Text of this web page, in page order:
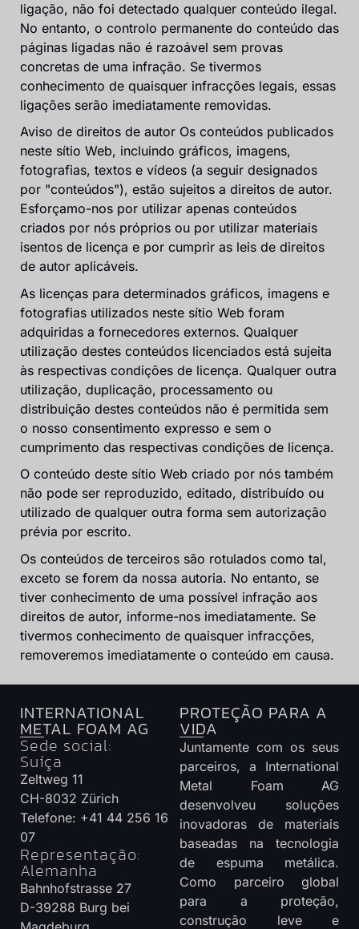
ligação, não foi detectado qualquer conteúdo ilegal.
No entanto, o controlo permanente do conteúdo das
páginas ligadas não é razoável sem provas
concretas de uma infração. Se tivermos
conhecimento de quaisquer infracções legais, essas
ligações serão imediatamente removidas.
Aviso de direitos de autor Os conteúdos publicados
neste sítio Web, incluindo gráficos, imagens,
fotografias, textos e vídeos (a seguir designados
por "conteúdos"), estão sujeitos a direitos de autor.
Esforçamo-nos por utilizar apenas conteúdos
criados por nós próprios ou por utilizar materiais
isentos de licença e por cumprir as leis de direitos
de autor aplicáveis.
As licenças para determinados gráficos, imagens e
fotografias utilizados neste sítio Web foram
adquiridas a fornecedores externos. Qualquer
utilização destes conteúdos licenciados está sujeita
às respectivas condições de licença. Qualquer outra
utilização, duplicação, processamento ou
distribuição destes conteúdos não é permitida sem
o nosso consentimento expresso e sem o
cumprimento das respectivas condições de licença.
O conteúdo deste sítio Web criado por nós também
não pode ser reproduzido, editado, distribuído ou
utilizado de qualquer outra forma sem autorização
prévia por escrito.
Os conteúdos de terceiros são rotulados como tal,
exceto se forem da nossa autoria. No entanto, se
tiver conhecimento de uma possível infração aos
direitos de autor, informe-nos imediatamente. Se
tivermos conhecimento de quaisquer infracções,
removeremos imediatamente o conteúdo em causa.
INTERNATIONAL
METAL FOAM AG
Sede social:
Suíça
Zeltweg 11
CH-8032 Zürich
Telefone: +41 44 256 16
07
Representação:
Alemanha
Bahnhofstrasse 27
D-39288 Burg bei
PROTEÇÃO PARA A
VIDA
Juntamente com os seus
parceiros, a International
Metal Foam AG
desenvolveu soluções
inovadoras de materiais
baseadas na tecnologia
de espuma metálica.
Como parceiro global
para a proteção,
construção leve e